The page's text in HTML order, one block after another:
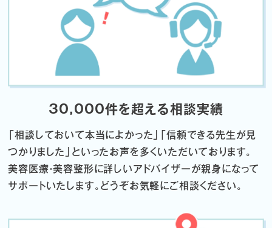
30,000件を超える相談実績
「相談しておいて本当によかった」「信頼できる先生が見
つかりました」 といったお声を多くいただいております。
美容医療・美容整形に詳しいアドバイザーが親身になって
サポートいたします。 どうぞお気軽にご相談ください。